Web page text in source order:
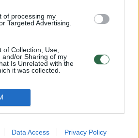
of processing my
Targeted Advertising.
of Collection, Use,
and/or Sharing of my
Is Unrelated with the
it was collected.
Data Access Privacy Policy
sunkiai tramdė
ir dėkojo atvykusiai
11-08